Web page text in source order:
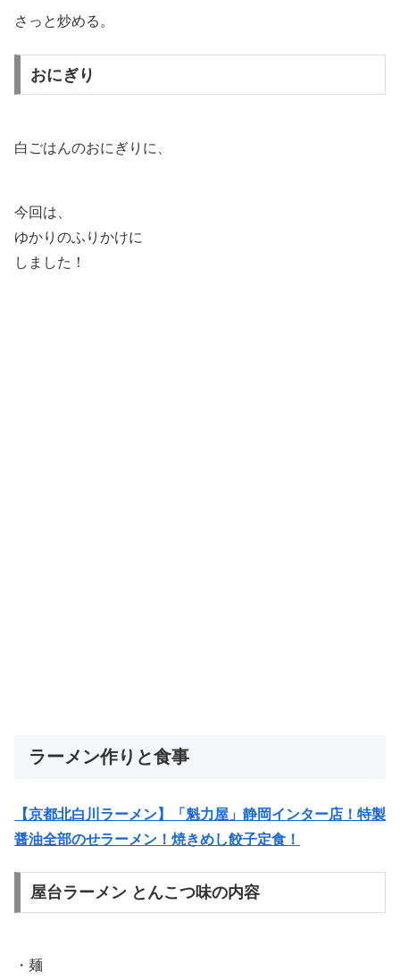
さっと炒める。
おにぎり
白ごはんのおにぎりに、
今回は、
ゆかりのふりかけに
しました！
ラーメン作りと食事
【京都北白川ラーメン】「魁力屋」静岡インター店！特製
醤油全部のせラーメン！焼きめし餃子定食！
屋台ラーメン とんこつ味の内容
・麺